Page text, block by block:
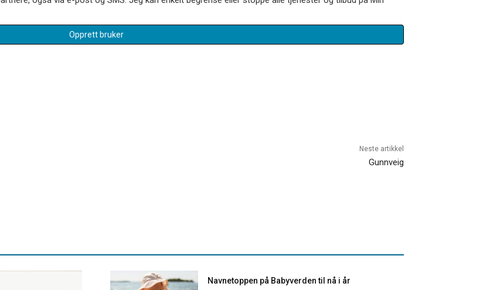
Opprett bruker
Neste artikkel
Gunnveig
Navnetoppen på Babyverden til nå i år